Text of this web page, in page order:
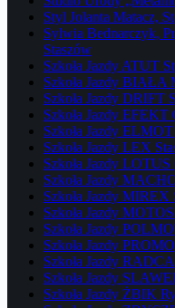
Styl Jolanta Matacz,
Sylwia Bednarczyk,
Staszów
Szkoła Jazdy ATUT
Szkoła Jazdy
Szkoła Jazdy DRIFT
Szkoła Jazdy EFEKT
Szkoła Jazdy
Szkoła Jazdy LEX
Szkoła Jazdy LOTUS
Szkoła Jazdy
Szkoła Jazdy MIREX
Szkoła Jazdy MOTOS
Szkoła Jazdy
Szkoła Jazdy
Szkoła Jazdy
Szkoła Jazdy
Szkoła Jazdy ŻBIK